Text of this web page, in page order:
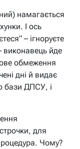
намагається
І ось
– ігноруєте
виконавець йде
обмеження
дні й видає
бази ДПСУ, і
для
Чому?